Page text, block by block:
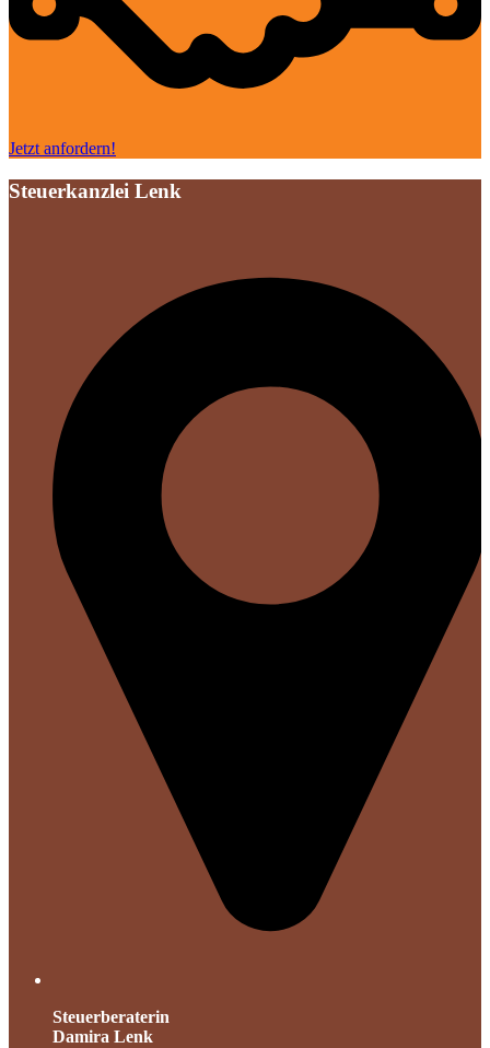
Jetzt anfordern!
Steuerkanzlei Lenk
Steuerberaterin
Damira Lenk